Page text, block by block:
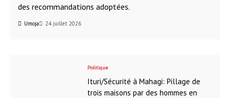
des recommandations adoptées.
Umoja 24 juillet 2026
Politique
Ituri/Sécurité à Mahagi: Pillage de
trois maisons par des hommes en